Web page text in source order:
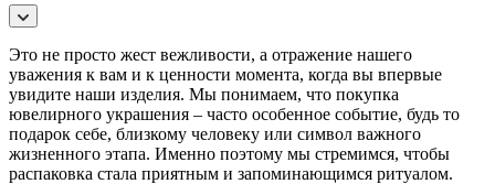
Это не просто жест вежливости, а отражение нашего
уважения к вам и к ценности момента, когда вы впервые
увидите наши изделия. Мы понимаем, что покупка
ювелирного украшения – часто особенное событие, будь то
подарок себе, близкому человеку или символ важного
жизненного этапа. Именно поэтому мы стремимся, чтобы
распаковка стала приятным и запоминающимся ритуалом.